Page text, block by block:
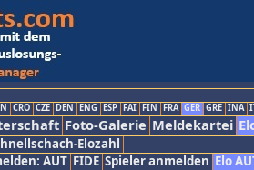
CRO CZE DEN ENG ESP FAI FIN FRA GER GRE INA
Foto-Galerie Meldekartei
Elozahl
AUT FIDE Spieler anmelden Elo